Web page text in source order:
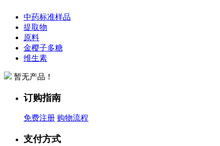
中药标准样品
提取物
原料
金樱子多糖
维生素
暂无产品！
订购指南
免费注册 购物流程
支付方式